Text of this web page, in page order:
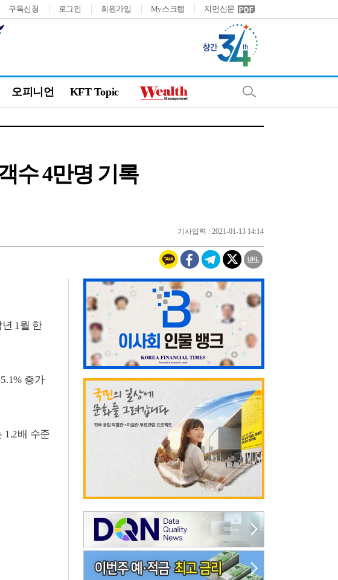
구독신청 로그인 회원가입 My스크랩 지면신문
오피니언 KFT Topic
수 4만명 기록
기사입력 : 2021-01-13 14:14
1월 한
증가
1.2배 수준